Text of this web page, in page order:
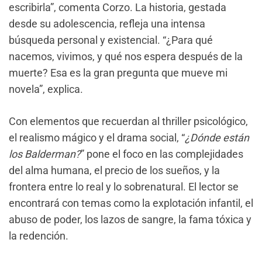
escribirla”, comenta Corzo. La historia, gestada
desde su adolescencia, refleja una intensa
búsqueda personal y existencial. “¿Para qué
nacemos, vivimos, y qué nos espera después de la
muerte? Esa es la gran pregunta que mueve mi
novela”, explica.
Con elementos que recuerdan al thriller psicológico,
el realismo mágico y el drama social, “¿Dónde están
los Balderman?” pone el foco en las complejidades
del alma humana, el precio de los sueños, y la
frontera entre lo real y lo sobrenatural. El lector se
encontrará con temas como la explotación infantil, el
abuso de poder, los lazos de sangre, la fama tóxica y
la redención.